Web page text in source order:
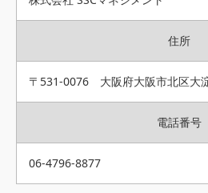
住所
〒531-0076 大阪府大阪市北区大
電話番号
06-4796-8877